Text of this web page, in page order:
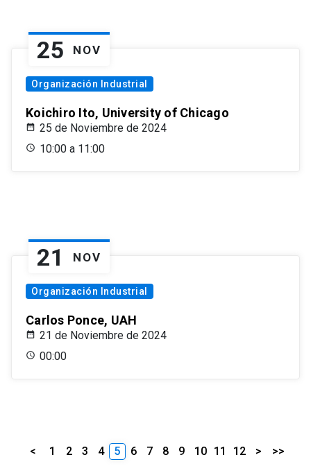
25 NOV
Organización Industrial
Koichiro Ito, University of Chicago
25 de Noviembre de 2024
10:00 a 11:00
21 NOV
Organización Industrial
Carlos Ponce, UAH
21 de Noviembre de 2024
00:00
< 1 2 3 4 5 6 7 8 9 10 11 12 > >>